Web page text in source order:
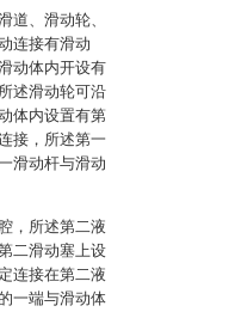
道、滑动轮、
连接有滑动
动体内开设有
述滑动轮可沿
体内设置有第
接，所述第一
滑动杆与滑动
，所述第二液
二滑动塞上设
连接在第二液
一端与滑动体